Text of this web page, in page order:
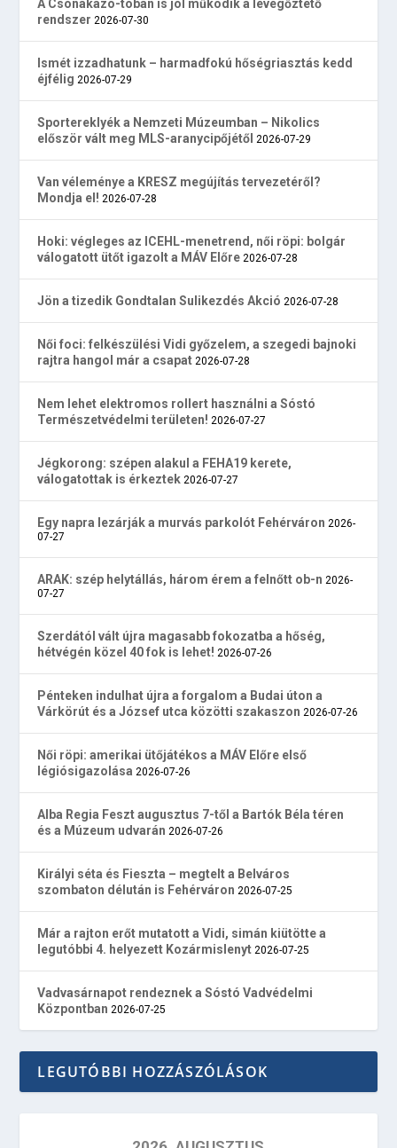
A Csónakázó-tóban is jól működik a levegőztető
rendszer 2026-07-30
Ismét izzadhatunk – harmadfokú hőségriasztás kedd
éjfélig 2026-07-29
Sportereklyék a Nemzeti Múzeumban – Nikolics
először vált meg MLS-aranycipőjétől 2026-07-29
Van véleménye a KRESZ megújítás tervezetéről?
Mondja el! 2026-07-28
Hoki: végleges az ICEHL-menetrend, női röpi: bolgár
válogatott ütőt igazolt a MÁV Előre 2026-07-28
Jön a tizedik Gondtalan Sulikezdés Akció 2026-07-28
Női foci: felkészülési Vidi győzelem, a szegedi bajnoki
rajtra hangol már a csapat 2026-07-28
Nem lehet elektromos rollert használni a Sóstó
Természetvédelmi területen! 2026-07-27
Jégkorong: szépen alakul a FEHA19 kerete,
válogatottak is érkeztek 2026-07-27
Egy napra lezárják a murvás parkolót Fehérváron 2026-
07-27
ARAK: szép helytállás, három érem a felnőtt ob-n 2026-
07-27
Szerdától vált újra magasabb fokozatba a hőség,
hétvégén közel 40 fok is lehet! 2026-07-26
Pénteken indulhat újra a forgalom a Budai úton a
Várkörút és a József utca közötti szakaszon 2026-07-26
Női röpi: amerikai ütőjátékos a MÁV Előre első
légiósigazolása 2026-07-26
Alba Regia Feszt augusztus 7-től a Bartók Béla téren
és a Múzeum udvarán 2026-07-26
Királyi séta és Fieszta – megtelt a Belváros
szombaton délután is Fehérváron 2026-07-25
Már a rajton erőt mutatott a Vidi, simán kiütötte a
legutóbbi 4. helyezett Kozármislenyt 2026-07-25
Vadvasárnapot rendeznek a Sóstó Vadvédelmi
Központban 2026-07-25
LEGUTÓBBI HOZZÁSZÓLÁSOK